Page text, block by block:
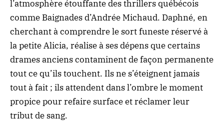
l’atmosphère étouffante des thrillers québécois
comme Baignades d’Andrée Michaud. Daphné, en
cherchant à comprendre le sort funeste réservé à
la petite Alicia, réalise à ses dépens que certains
drames anciens contaminent de façon permanente
tout ce qu’ils touchent. Ils ne s’éteignent jamais
tout à fait ; ils attendent dans l’ombre le moment
propice pour refaire surface et réclamer leur
tribut de sang.